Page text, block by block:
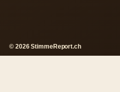
© 2026 StimmeReport.ch